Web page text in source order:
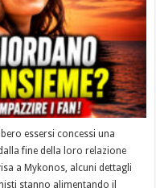
essersi concessi una
fine della loro relazione
a Mykonos, alcuni dettagli
stanno alimentando il